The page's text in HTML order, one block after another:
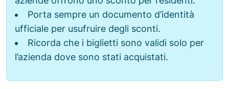
Porta sempre un documento d’identità
ufficiale per usufruire degli sconti.
Ricorda che i biglietti sono validi solo per
l’azienda dove sono stati acquistati.